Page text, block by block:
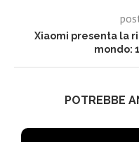
Xiaomi presenta la
mondo:
POTREBBE